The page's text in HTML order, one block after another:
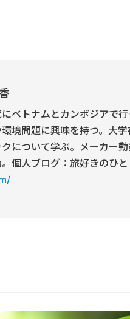
ベトナムとカンボジアで
環境問題に興味を持つ。大
について学ぶ。メーカー
。個人ブログ：旅好きのひ